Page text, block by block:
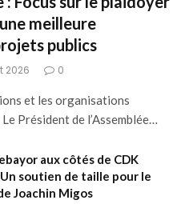
meilleure
publics
2026 0
et les organisations
Président de l’Assemblée…
aux côtés de CDK
Un soutien de taille pour le
Joachin Migos